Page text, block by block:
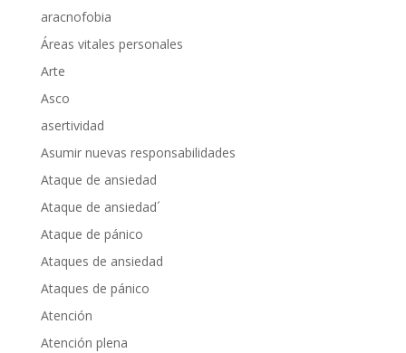
aracnofobia
Áreas vitales personales
Arte
Asco
asertividad
Asumir nuevas responsabilidades
Ataque de ansiedad
Ataque de ansiedad´
Ataque de pánico
Ataques de ansiedad
Ataques de pánico
Atención
Atención plena